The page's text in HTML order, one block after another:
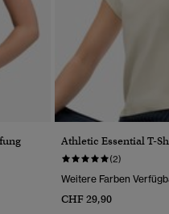
Athletic Essential T-
(2)
Weitere Farben
CHF 29,90